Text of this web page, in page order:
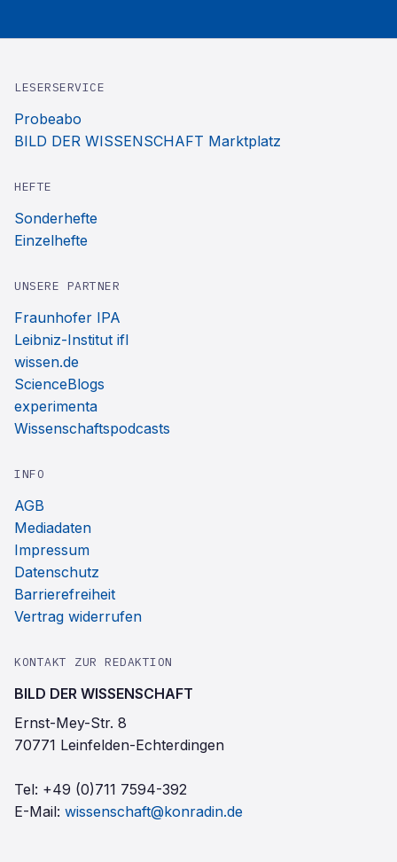
LESERSERVICE
Probeabo
BILD DER WISSENSCHAFT Marktplatz
HEFTE
Sonderhefte
Einzelhefte
UNSERE PARTNER
Fraunhofer IPA
Leibniz-Institut ifl
wissen.de
ScienceBlogs
experimenta
Wissenschaftspodcasts
INFO
AGB
Mediadaten
Impressum
Datenschutz
Barrierefreiheit
Vertrag widerrufen
KONTAKT ZUR REDAKTION
BILD DER WISSENSCHAFT
Ernst-Mey-Str. 8
70771 Leinfelden-Echterdingen
Tel: +49 (0)711 7594-392
E-Mail: wissenschaft@konradin.de